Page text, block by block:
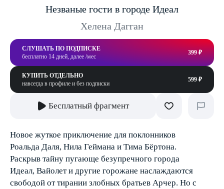
Незваные гости в городе Идеал
Хелена Дагган
СЛУШАТЬ ПО ПОДПИСКЕ
бесплатно 14 дней, далее /мес
399 ₽
КУПИТЬ ОТДЕЛЬНО
навсегда в профиле и без подписки
599 ₽
Бесплатный фрагмент
Новое жуткое приключение для поклонников
Роальда Даля, Нила Геймана и Тима Бёртона.
Раскрыв тайну пугающе безупречного города
Идеал, Вайолет и другие горожане наслаждаются
свободой от тирании злобных братьев Арчер. Но с